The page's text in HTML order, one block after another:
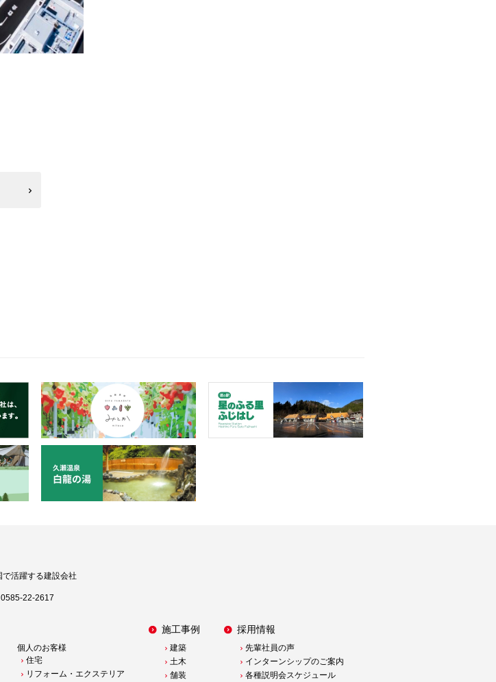
で活躍する建設会社
0585-22-2617
個人のお客様
住宅
リフォーム・エクステリア
施工事例
建築
土木
舗装
採用情報
先輩社員の声
インターンシップのご案内
各種説明会スケジュール